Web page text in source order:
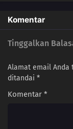
02 The Lovers
01 The Star
Komentar
Tinggalkan
Alamat email Anda
ditandai *
Komentar *